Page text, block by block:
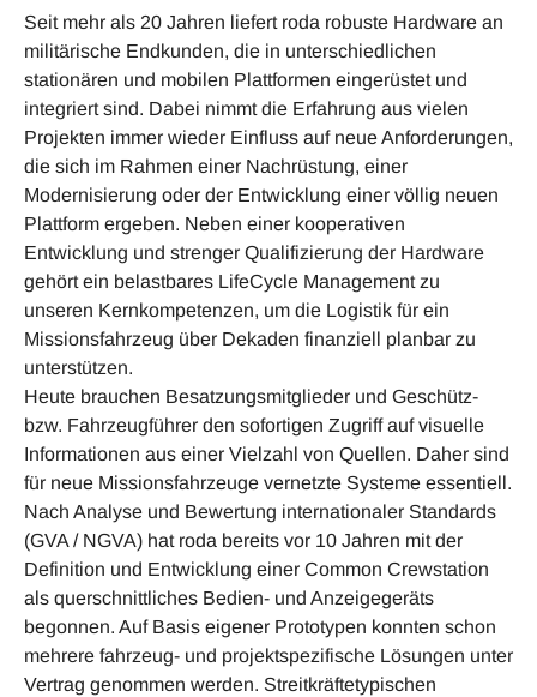
Seit mehr als 20 Jahren liefert roda robuste Hardware an
militärische Endkunden, die in unterschiedlichen
stationären und mobilen Plattformen eingerüstet und
integriert sind. Dabei nimmt die Erfahrung aus vielen
Projekten immer wieder Einfluss auf neue Anforderungen,
die sich im Rahmen einer Nachrüstung, einer
Modernisierung oder der Entwicklung einer völlig neuen
Plattform ergeben. Neben einer kooperativen
Entwicklung und strenger Qualifizierung der Hardware
gehört ein belastbares LifeCycle Management zu
unseren Kernkompetenzen, um die Logistik für ein
Missionsfahrzeug über Dekaden finanziell planbar zu
unterstützen.
Heute brauchen Besatzungsmitglieder und Geschütz-
bzw. Fahrzeugführer den sofortigen Zugriff auf visuelle
Informationen aus einer Vielzahl von Quellen. Daher sind
für neue Missionsfahrzeuge vernetzte Systeme essentiell.
Nach Analyse und Bewertung internationaler Standards
(GVA / NGVA) hat roda bereits vor 10 Jahren mit der
Definition und Entwicklung einer Common Crewstation
als querschnittliches Bedien- und Anzeigegeräts
begonnen. Auf Basis eigener Prototypen konnten schon
mehrere fahrzeug- und projektspezifische Lösungen unter
Vertrag genommen werden. Streitkräftetypischen